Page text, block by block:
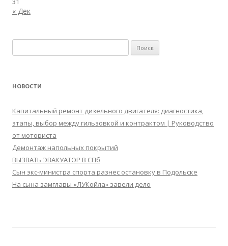
« Дек
НОВОСТИ
Капитальный ремонт дизельного двигателя: диагностика,
этапы, выбор между гильзовкой и контрактом | Руководство
от моториста
Демонтаж напольных покрытий
ВЫЗВАТЬ ЭВАКУАТОР В СПб
Сын экс-министра спорта разнес остановку в Подольске
На сына замглавы «ЛУКойла» завели дело